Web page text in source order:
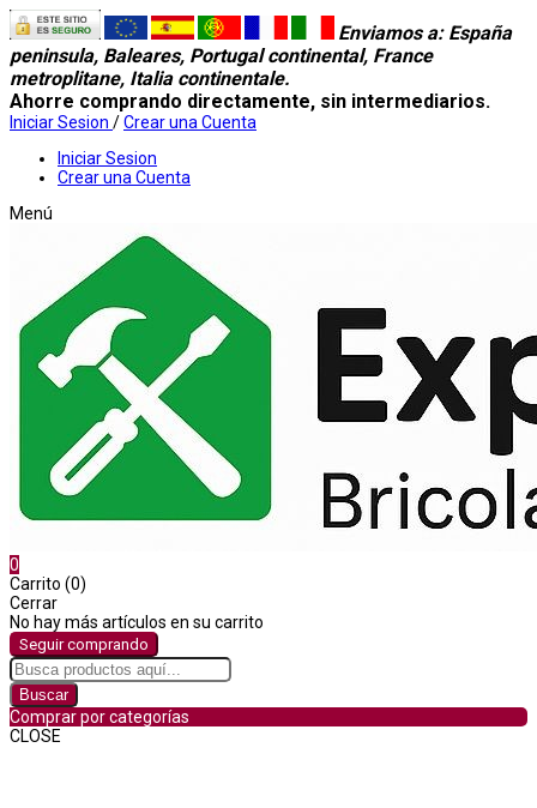
Enviamos a: España
peninsula, Baleares, Portugal continental, France
metroplitane, Italia continentale.
Ahorre comprando directamente, sin intermediarios.
Iniciar Sesion /Crear una Cuenta
Iniciar Sesion
Crear una Cuenta
Menú
0
Carrito (0)
Cerrar
No hay más artículos en su carrito
Seguir comprando
Buscar
Comprar por categorías
CLOSE